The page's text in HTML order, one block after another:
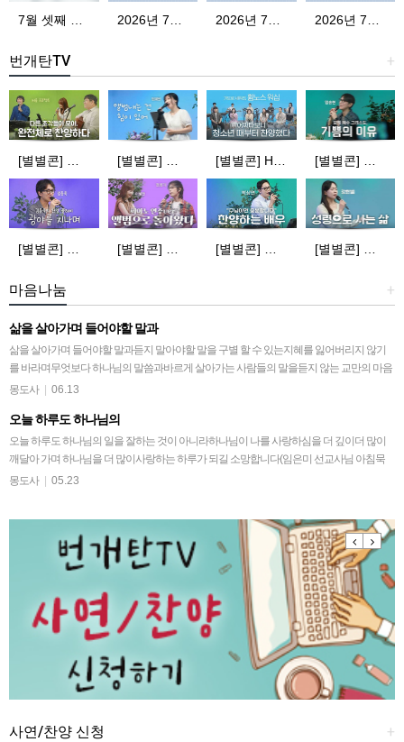
7월 셋째 주 편성표 2026년 7월 21일 화요일 2026년 7월 22일 수요일 2026년 7월 23일 목요일
+
번개탄TV
+
마음나눔
삶을 살아가며 들어야할 말과
삶을 살아가며 들어야할 말과듣지 말아야할 말을 구별 할 수 있는지혜를 잃어버리지 않기
를 바라며무엇보다 하나님의 말씀과바르게 살아가는 사람들의 말을듣지 않는 교만의 마음
이 생겨지지 않고언제나 겸손히 들어야할 하나님 말…
몽도사 06.13
오늘 하루도 하나님의
오늘 하루도 하나님의 일을 잘하는 것이 아니라하나님이 나를 사랑하심을 더 깊이더 많이
깨달아 가며 하나님을 더 많이사랑하는 하루가 되길 소망합니다(임은미 선교사님 아침묵
상 후)어제보다 오늘오늘 보다 내일도 주님위해일…
몽도사 05.23
Previous
Next
+
사연/찬양 신청